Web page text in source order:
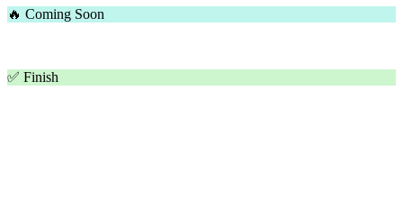
🔥 Coming Soon
✅ Finish